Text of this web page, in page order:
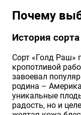
Зелень и
Почему
История сорта
Сорт «Голд Раш»
кропотливой
завоевал
родина –
уникальные
радость, но и